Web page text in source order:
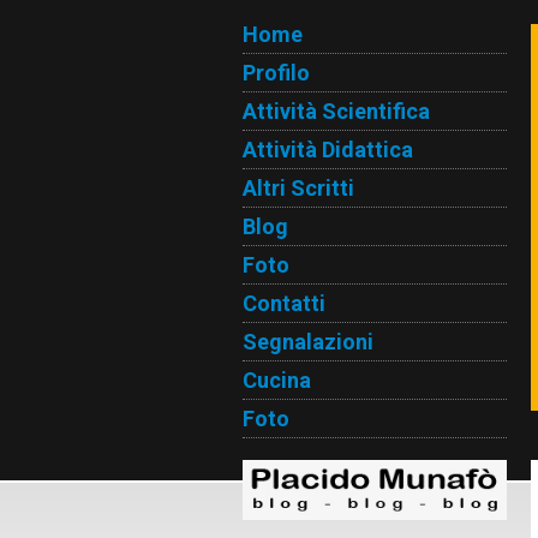
Home
Profilo
Attività Scientifica
Attività Didattica
Altri Scritti
Blog
Foto
Contatti
Segnalazioni
Cucina
Foto